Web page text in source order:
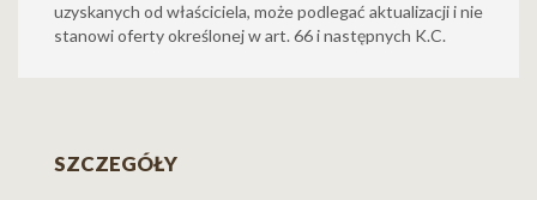
uzyskanych od właściciela, może podlegać aktualizacji i nie
stanowi oferty określonej w art. 66 i następnych K.C.
SZCZEGÓŁY